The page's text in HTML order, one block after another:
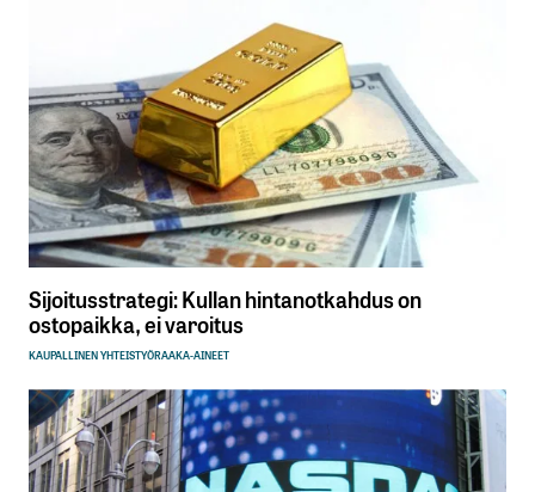
Sijoitusstrategi: Kullan hintanotkahdus on
ostopaikka, ei varoitus
KAUPALLINEN YHTEISTYÖRAAKA-AINEET